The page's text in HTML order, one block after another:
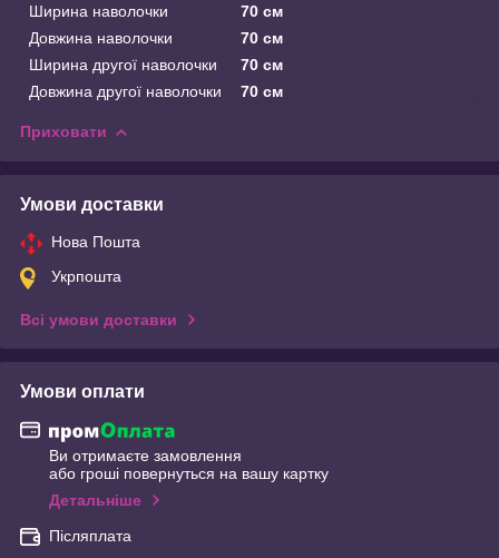
Ширина наволочки
70 см
Довжина наволочки
70 см
Ширина другої наволочки
70 см
Довжина другої наволочки
70 см
Приховати
Умови доставки
Нова Пошта
Укрпошта
Всі умови доставки
Умови оплати
Ви отримаєте замовлення
або гроші повернуться на вашу картку
Детальніше
Післяплата